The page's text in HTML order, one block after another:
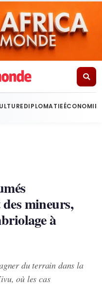
DIPLOMATIEÉCONOMIE
mineurs,
à
du terrain dans la
où les cas